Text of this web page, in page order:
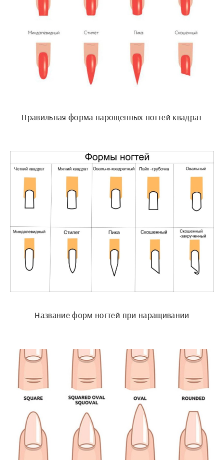
Правильная форма нарощенных ногтей квадрат
Название форм ногтей при наращивании